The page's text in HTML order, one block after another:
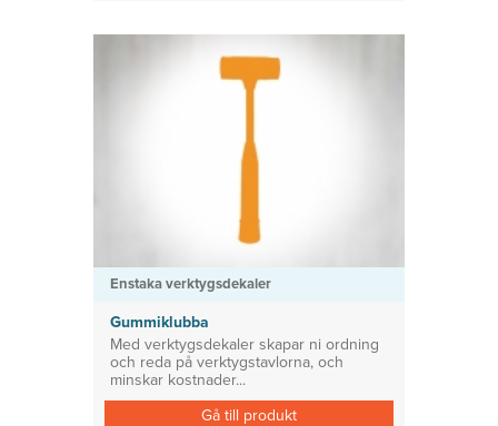
Enstaka verktygsdekaler
Gummiklubba
Med verktygsdekaler skapar ni ordning
och reda på verktygstavlorna, och
minskar kostnader...
Gå till produkt